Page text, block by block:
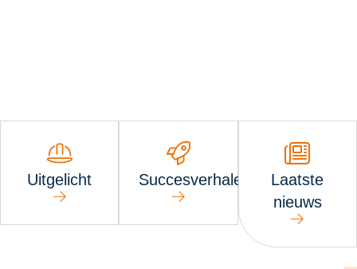
functionele additieven.
Uitgelicht Succesverhalen
Laatste
nieuws